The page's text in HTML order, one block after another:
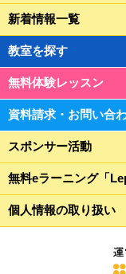
新着情報一覧
教室を探す
無料体験レッスン
資料請求・お問い合
スポンサー活動
無料eラーニング「
個人情報の取り扱い